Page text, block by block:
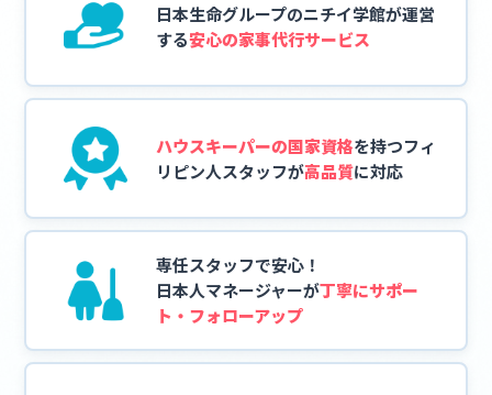
日本生命グループのニチイ学館が運営
する安心の家事代行サービス
ハウスキーパーの国家資格を持つフィ
リピン人スタッフが高品質に対応
専任スタッフで安心！
日本人マネージャーが丁寧にサポー
ト・フォローアップ